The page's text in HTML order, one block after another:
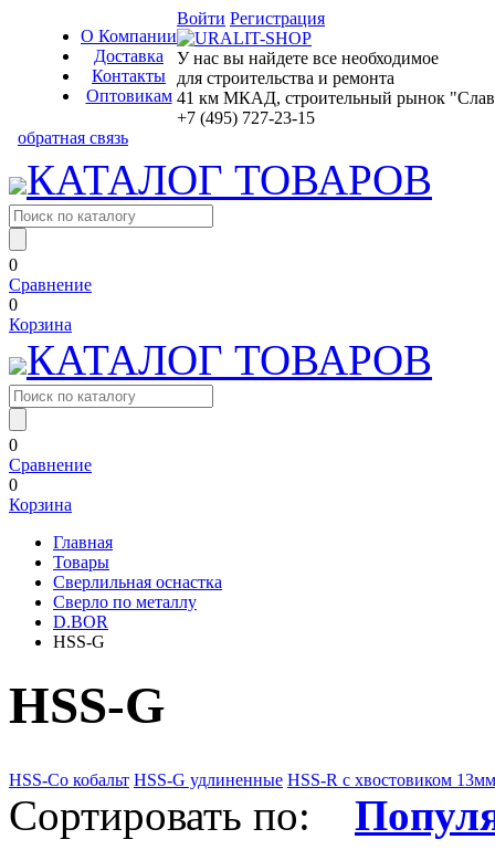
О Компании
Доставка
Контакты
Оптовикам
Войти Регистрация
У нас вы найдете все необходимое
для строительства и ремонта
41 км МКАД, строительный рынок
+7 (495) 727-23-15
обратная связь
КАТАЛОГ ТОВАРОВ
0
Сравнение
0
Корзина
КАТАЛОГ ТОВАРОВ
0
Сравнение
0
Корзина
Главная
Товары
Сверлильная оснастка
Сверло по металлу
D.BOR
HSS-G
HSS-G
HSS-Co кобальт HSS-G удлиненные HSS-R c хвостовиком 13мм
Сортировать по: